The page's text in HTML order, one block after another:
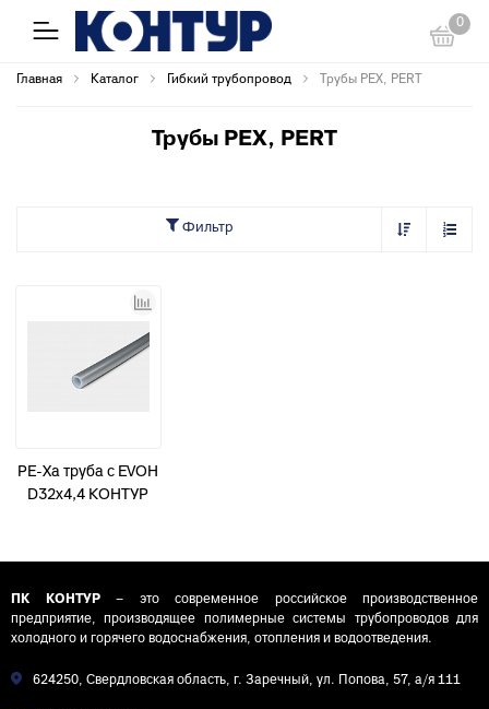
0
Главная Каталог Гибкий трубопровод Трубы PEX, PERT
Трубы PEX, PERT
Фильтр
PE-Xa труба с EVOH
D32х4,4 КОНТУР
ПК КОНТУР– это современное российское производственное
предприятие, производящее полимерные системы трубопроводов для
холодного и горячего водоснабжения, отопления и водоотведения.
624250, Свердловская область, г. Заречный, ул. Попова, 57, а/я 111